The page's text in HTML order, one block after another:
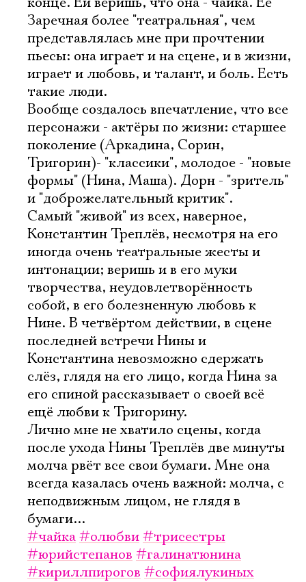
Заречная более "театральная", чем
представлялась мне при прочтении
пьесы: она играет и на сцене, и в жизни,
играет и любовь, и талант, и боль. Есть
такие люди.
Вообще создалось впечатление, что все
персонажи - актëры по жизни: старшее
поколение (Аркадина, Сорин,
Тригорин)- "классики", молодое - "новые
формы" (Нина, Маша). Дорн - "зритель"
и "доброжелательный критик".
Самый "живой" из всех, наверное,
Константин Треплëв, несмотря на его
иногда очень театральные жесты и
интонации; веришь и в его муки
творчества, неудовлетворëнность
собой, в его болезненную любовь к
Нине. В четвëртом действии, в сцене
последней встречи Нины и
Константина невозможно сдержать
слëз, глядя на его лицо, когда Нина за
его спиной рассказывает о своей всë
ещë любви к Тригорину.
Лично мне не хватило сцены, когда
после ухода Нины Треплëв две минуты
молча рвëт все свои бумаги. Мне она
всегда казалась очень важной: молча, с
неподвижным лицом, не глядя в
бумаги...
#чайка#олюбви#трисестры
#юрийстепанов #галинатюнина
#кириллпирогов #софиялукиных